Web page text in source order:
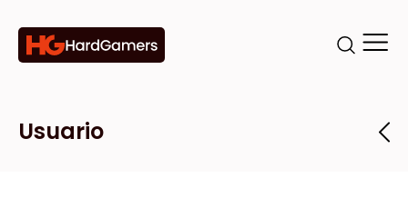
Categorías
Marcas
Tiendas
Usuario